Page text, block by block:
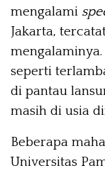
mengalami
Jakarta,
seperti
di pantau
masih di usia
Beberapa
Universitas